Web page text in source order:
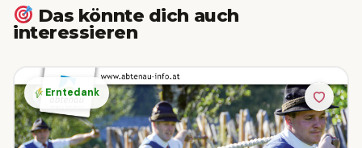
Das könnte dich auch
interessieren
Erntedank